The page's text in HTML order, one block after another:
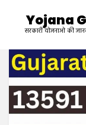
Yojana
सरकारी योजनाओ की